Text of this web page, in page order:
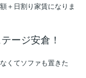
＋日割り家賃になりま
ージ安倉！
くてソファも置きた